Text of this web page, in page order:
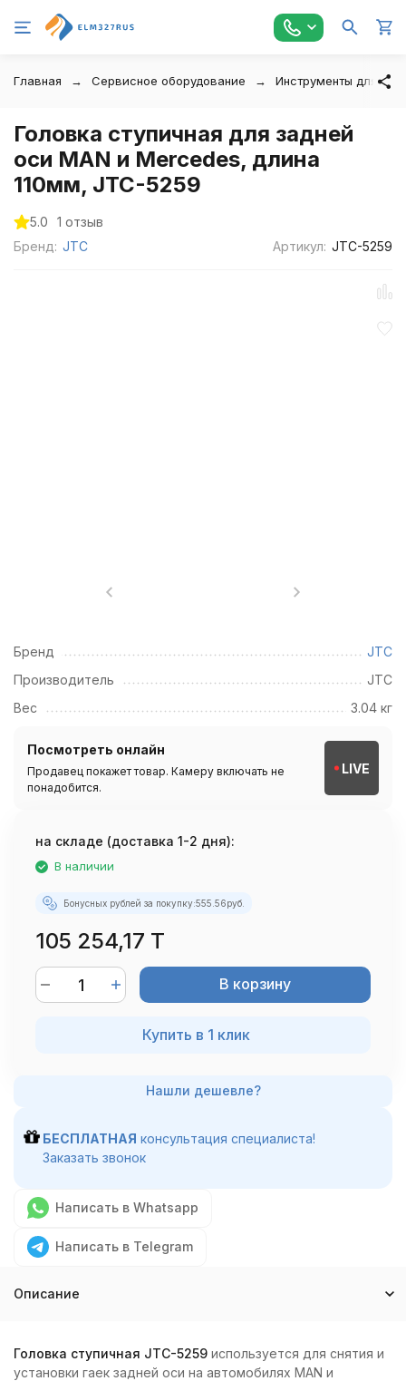
Главная Сервисное оборудование Инструменты для
Головка ступичная для задней
оси MAN и Mercedes, длина
110мм, JTC-5259
5.0
1 отзыв
Бренд: JTC Артикул: JTC-5259
Бренд
JTC
Производитель
JTC
Вес
3.04 кг
Посмотреть онлайн
Продавец покажет товар. Камеру включать не
понадобится.
LIVE
на складе (доставка 1-2 дня):
В наличии
Бонусных рублей за покупку:555.56руб.
105 254,17 T
В корзину
Купить в 1 клик
БЕСПЛАТНАЯ консультация специалиста!
Заказать звонок
Написать в Whatsapp
Написать в Telegram
Описание
Головка ступичная JTC-5259 используется для снятия и
установки гаек задней оси на автомобилях MAN и